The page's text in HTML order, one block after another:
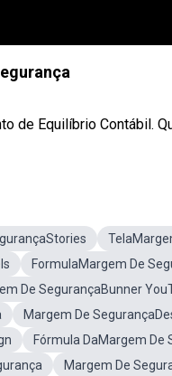
de Equilíbrio Contábil.
FormulaMargem De
De SegurançaBunner
Margem De
Fórmula DaMargem De
Margem De